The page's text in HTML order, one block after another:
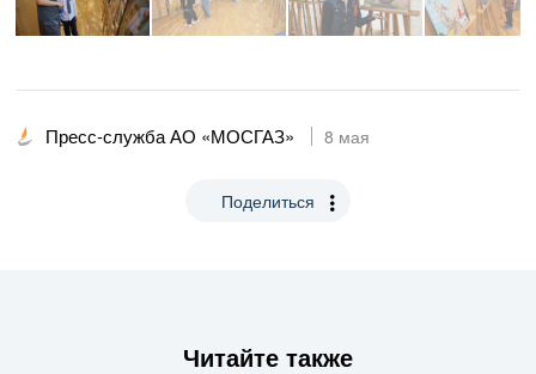
Пресс-служба АО «МОСГАЗ» 8 мая
Поделиться
Читайте также